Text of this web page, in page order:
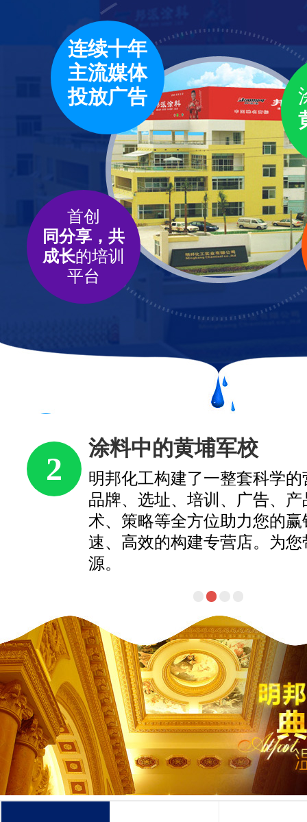
连续十年
主流媒体
投放广告
首创
同分享，共
成长的培训
平台
2
涂料中的黄埔军校
明邦化工构建了一整套科学
品牌、选址、培训、广告、
术、策略等全方位助力您的
速、高效的构建专营店。为
源。